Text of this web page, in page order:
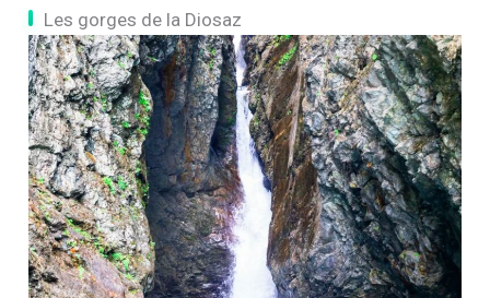
Les gorges de la Diosaz